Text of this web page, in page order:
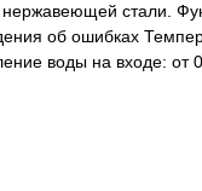
стали.
об ошибках
воды на входе: